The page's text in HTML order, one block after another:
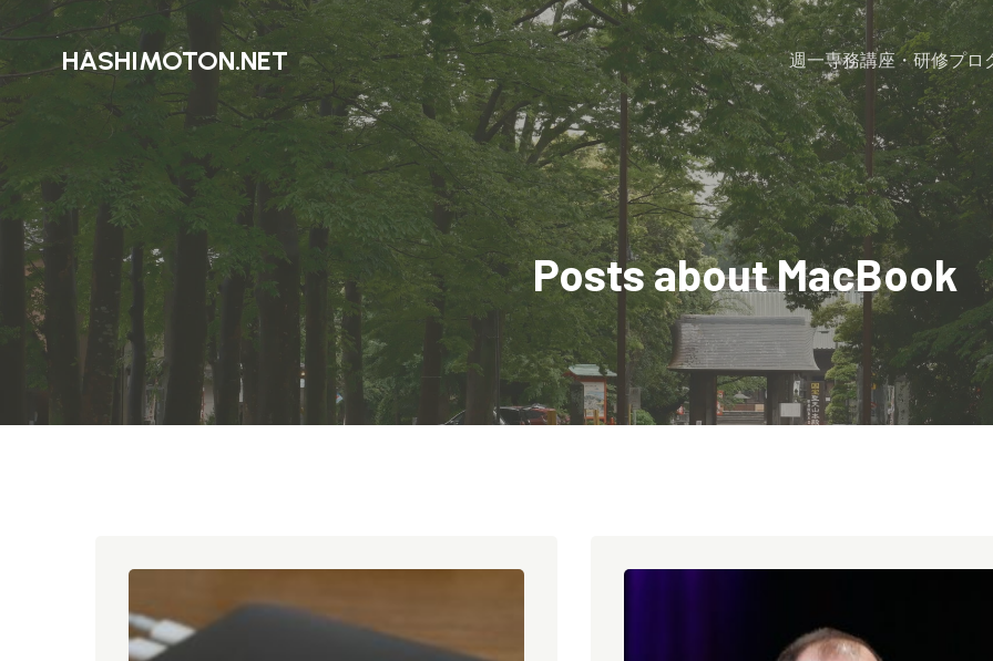
HASHIMOTON.NET 週一専務講座・研修プロ
Posts about MacBook